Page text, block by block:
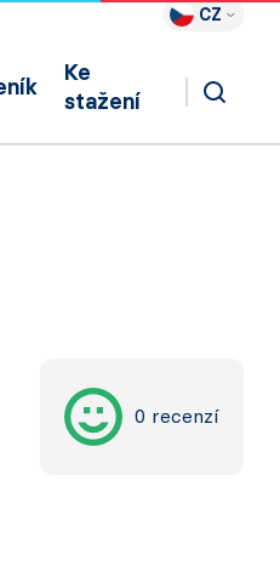
CZ
Ke
stažení
0 recenzí